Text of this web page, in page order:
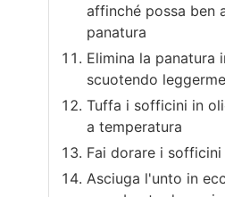
affinché possa ben
panatura
Elimina la panatura
scuotendo
Tuffa i sofficini in
a temperatura
Fai dorare i
Asciuga l'unto in